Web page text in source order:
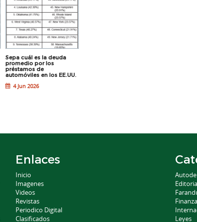
Sepa cuál es la deuda
promedio por los
préstamos de
automóviles en los EE.UU.
4 Jun 2026
Enlaces
Inicio
Imagenes
Videos
Revistas
Periodico Digital
Clasificados
Leyes